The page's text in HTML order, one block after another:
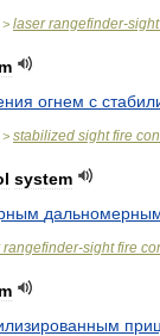
> laser rangefinder-sight
огнем с
> stabilized sight fire
system
rangefinder-sight fire